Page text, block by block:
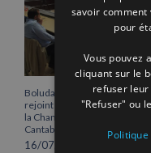
Boluda Corporación Marítima
rejoint l’Assemblée plénière
la Chambre de commerce de
Cantabrie
16/07/2026
savoir comment
pour
Vous pouvez
cliquant sur le
refuser
"Refuser" ou